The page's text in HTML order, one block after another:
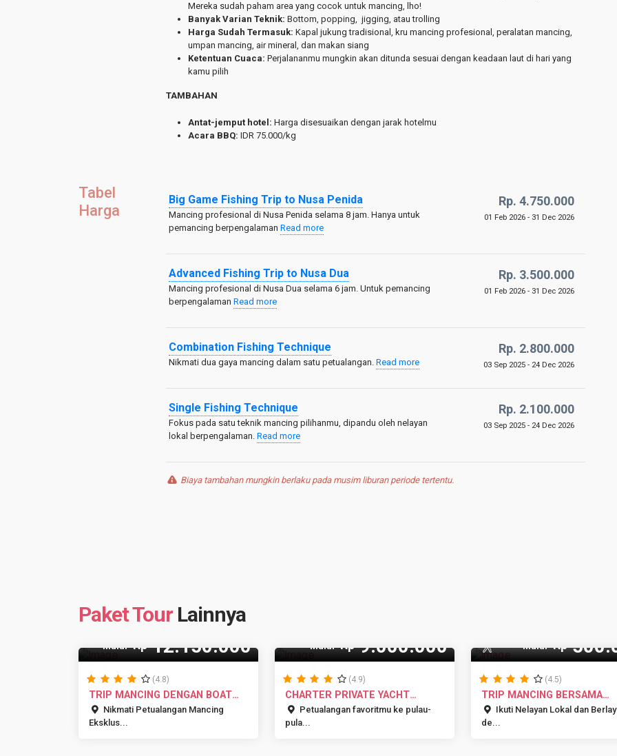
Mereka sudah paham area yang cocok untuk mancing, lho!
Banyak Varian Teknik: Bottom, popping, jigging, atau trolling
Harga Sudah Termasuk: Kapal jukung tradisional, kru mancing profesional, peralatan mancing,
umpan mancing, air mineral, dan makan siang
Ketentuan Cuaca: Perjalananmu mungkin akan ditunda sesuai dengan keadaan laut di hari yang
kamu pilih
TAMBAHAN
Antat-jemput hotel: Harga disesuaikan dengan jarak hotelmu
Acara BBQ: IDR 75.000/kg
Tabel
Harga
Big Game Fishing Trip to Nusa Penida
Mancing profesional di Nusa Penida selama 8 jam. Hanya untuk
pemancing berpengalaman Read more
Rp. 4.750.000
01 Feb 2026 - 31 Dec 2026
Advanced Fishing Trip to Nusa Dua
Mancing profesional di Nusa Dua selama 6 jam. Untuk pemancing
berpengalaman Read more
Rp. 3.500.000
01 Feb 2026 - 31 Dec 2026
Combination Fishing Technique
Nikmati dua gaya mancing dalam satu petualangan. Read more
Rp. 2.800.000
03 Sep 2025 - 24 Dec 2026
Single Fishing Technique
Fokus pada satu teknik mancing pilihanmu, dipandu oleh nelayan
lokal berpengalaman. Read more
Rp. 2.100.000
03 Sep 2025 - 24 Dec 2026
Biaya tambahan mungkin berlaku pada musim liburan periode tertentu.
Paket Tour Lainnya
Mulai Rp12.150.000
(4.8)
TRIP MANCING DENGAN BOAT
PRIVATE ...
Nikmati Petualangan Mancing
Eksklus...
Mulai Rp9.000.000
(4.9)
CHARTER PRIVATE YACHT
SALAYA BALI
Petualangan favoritmu ke pulau-
pula...
Mulai Rp
(4.5)
TRIP MANCING BERSAMA
NELAYAN LOKA...
Ikuti Nelayan Lokal dan
de...